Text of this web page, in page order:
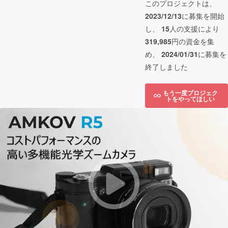
このプロジェクトは、
2023/12/13に募集を開始
し、 15人の支援により
319,985円の資金を集
め、 2024/01/31に募集を
終了しました
もう一度プロジェク
トをやってほしい